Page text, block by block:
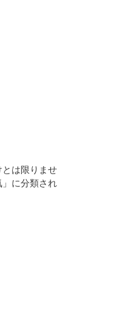
は限りませ
に分類され